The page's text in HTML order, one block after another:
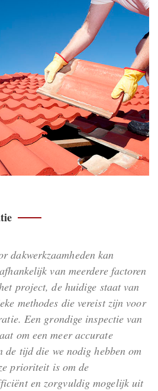
dakwerkzaamheden kan
van meerdere factoren
project, de huidige staat van
methodes die vereist zijn voor
Een grondige inspectie van
om een meer accurate
de tijd die we nodig hebben om
prioriteit is om de
en zorgvuldig mogelijk uit